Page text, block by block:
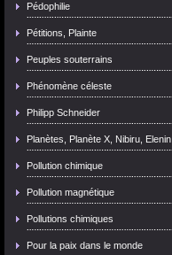
Pédophilie
Pétitions, Plainte
Peuples souterrains
Phénomène céleste
Philipp Schneider
Planètes, Planète X, Nibiru, Elenin
Pollution chimique
Pollution magnétique
Pollutions chimiques
Pour la paix dans le monde